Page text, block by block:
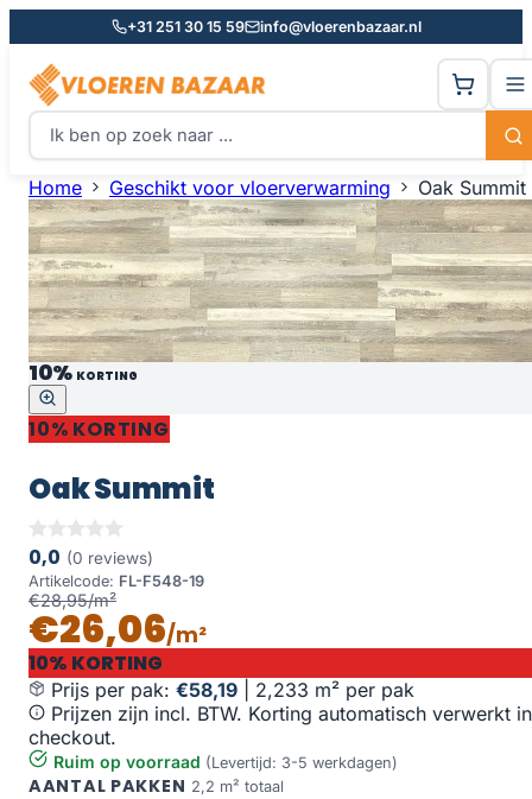
+31 251 30 15 59 info@vloerenbazaar.nl
Home Geschikt voor vloerverwarming Oak Summit
10% KORTING
10% KORTING
Oak Summit
0,0 (0 reviews)
Artikelcode: FL-F548-19
€28,95/m²
€26,06/m²
10% KORTING
Prijs per pak: €58,19
2,233 m² per pak
Prijzen zijn incl. BTW. Korting automatisch verwerkt in
checkout.
Ruim op voorraad (Levertijd: 3-5 werkdagen)
AANTAL PAKKEN 2,2 m² totaal